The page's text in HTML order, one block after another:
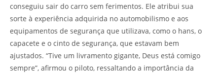
conseguiu sair do carro sem ferimentos. Ele atribui sua
sorte à experiência adquirida no automobilismo e aos
equipamentos de segurança que utilizava, como o hans, o
capacete e o cinto de segurança, que estavam bem
ajustados. “Tive um livramento gigante, Deus está comigo
sempre”, afirmou o piloto, ressaltando a importância da